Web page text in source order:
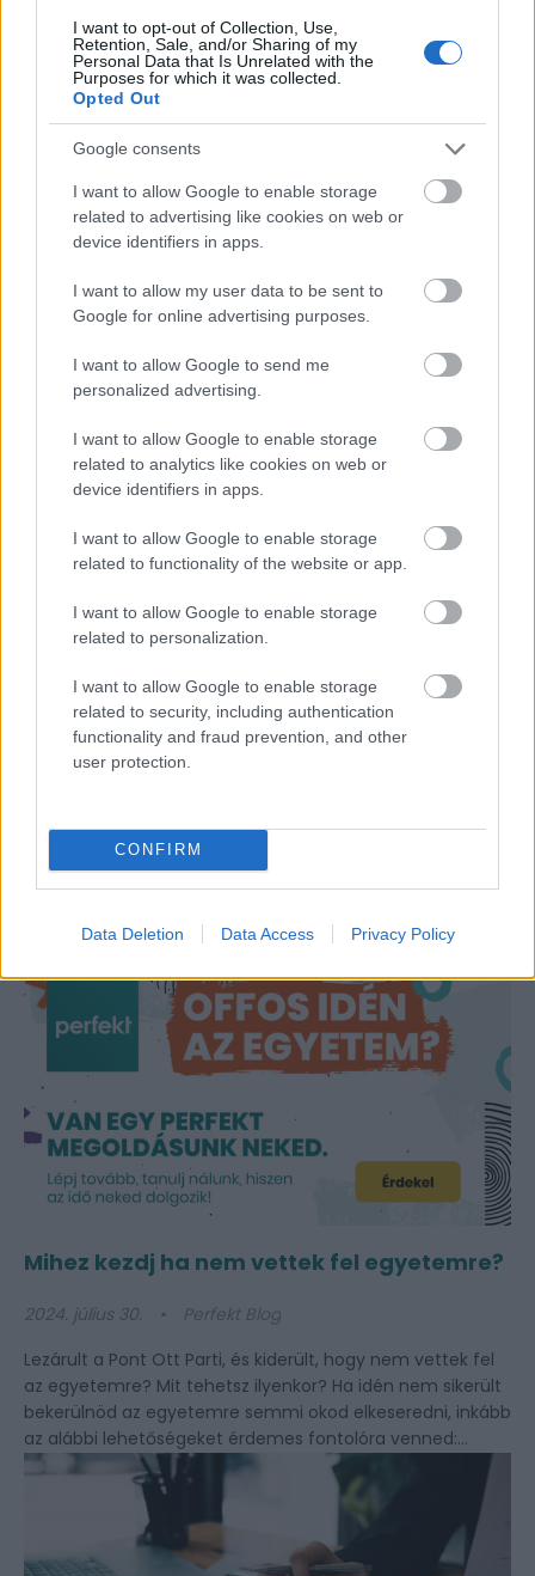
I want to opt-out of Collection, Use,
Retention, Sale, and/or Sharing of my
Personal Data that Is Unrelated with the
Purposes for which it was collected.
Opted Out
Google consents
I want to allow Google to enable storage
related to advertising like cookies on web or
device identifiers in apps.
I want to allow my user data to be sent to
Google for online advertising purposes.
I want to allow Google to send me
personalized advertising.
I want to allow Google to enable storage
related to analytics like cookies on web or
device identifiers in apps.
I want to allow Google to enable storage
related to functionality of the website or app.
I want to allow Google to enable storage
related to personalization.
I want to allow Google to enable storage
related to security, including authentication
functionality and fraud prevention, and other
user protection.
CONFIRM
Data Deletion Data Access Privacy Policy
Felmentéssel a Perfekt vállalkozási
mérlegképes könyvelő képzésbe?
2024. szeptember 30.
Perfekt Blog
Ha gazdaságtudományi diplomával rendelkezel, és
érdekel a mérlegképes könyvelői szakma, a Perfektnél
felmentési lehetőségek igénybevételével végezheted el...
Miért legyél Munkavédelmi előadó?
2024. szeptember 18.
Perfekt Blog
A munkavédelmi előadó olyan szakember, aki a
munkavédelem területén segíti a vállalatokat és
szervezeteket a munkavédelmi előírások betartásában,
munkavállalók biztonságának biztosításában. Ezt a
pozíciót azok választják, akik érdeklődnek a
munkabiztonság, a munkahelyi egészségvédelem,
valamint a…
Mihez kezdj ha nem vettek fel egyetemre?
2024. július 30.
Perfekt Blog
Lezárult a Pont Ott Parti, és kiderült, hogy nem vettek fel
az egyetemre? Mit tehetsz ilyenkor? Ha idén nem sikerült
bekerülnöd az egyetemre semmi okod elkeseredni, inkább
az alábbi lehetőségeket érdemes fontolóra venned:
Szerezz szakmai képesítést! Fontos leszögezni, hogy az
egyetem nem az…